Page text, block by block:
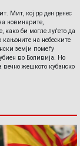
Мит, кој до ден денес
новинарите,
како би могле луѓето да
на небеските
земји помеѓу
во Боливија. Но
жешкото кубанско